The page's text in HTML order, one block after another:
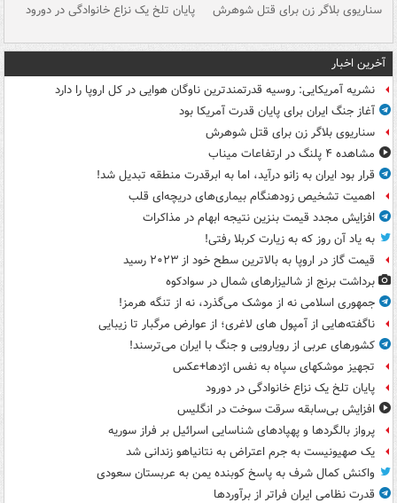
سناریوی بلاگر زن برای قتل شوهرش پایان تلخ یک نزاع خانوادگی در دورود
آخرین اخبار
نشریه آمریکایی: روسیه قدرتمندترین ناوگان هوایی در کل اروپا را دارد
آغاز جنگ ایران برای پایان قدرت آمریکا بود
سناریوی بلاگر زن برای قتل شوهرش
مشاهده ۴ پلنگ در ارتفاعات میناب
قرار بود ایران به زانو درآید، اما به ابرقدرت منطقه تبدیل شد!
اهمیت تشخیص زودهنگام بیماری‌های دریچه‌ای قلب
افزایش مجدد قیمت بنزین نتیجه ابهام در مذاکرات
به یاد آن روز که به زیارت کربلا رفتی!
قیمت گاز در اروپا به بالاترین سطح خود از ۲۰۲۳ رسید
برداشت برنج از شالیزارهای شمال در سوادکوه
جمهوری اسلامی نه از موشک می‌گذرد، نه از تنگه هرمز!
ناگفته‌هایی از آمپول های لاغری؛ از عوارض مرگبار تا زیبایی
کشورهای عربی از رویارویی و جنگ با ایران می‌ترسند!
تجهیز موشکهای سپاه به نفس اژدها+عکس
پایان تلخ یک نزاع خانوادگی در دورود
افزایش بی‌سابقه سرقت سوخت در انگلیس
پرواز بالگردها و پهپادهای شناسایی اسرائیل بر فراز سوریه
یک صهیونیست به جرم اعتراض به نتانیاهو زندانی شد
واکنش کمال شرف به پاسخ کوبنده یمن به عربستان سعودی
قدرت نظامی ایران فراتر از برآوردها